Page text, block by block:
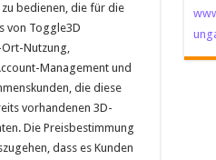
bedienen, die für die
von Toggle3D
Nutzung,
Management und
die diese
vorhandenen 3D-
Die Preisbestimmung
dass es Kunden